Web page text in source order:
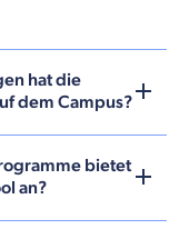
hat die
dem Campus?
bietet
an?